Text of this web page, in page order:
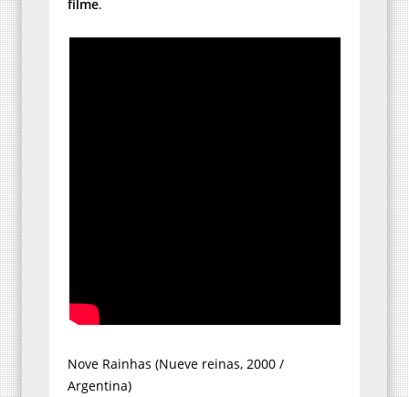
filme.
Nove Rainhas (Nueve reinas, 2000 /
Argentina)